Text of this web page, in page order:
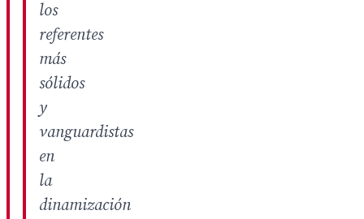
los
referentes
más
sólidos
y
vanguardistas
en
la
dinamización